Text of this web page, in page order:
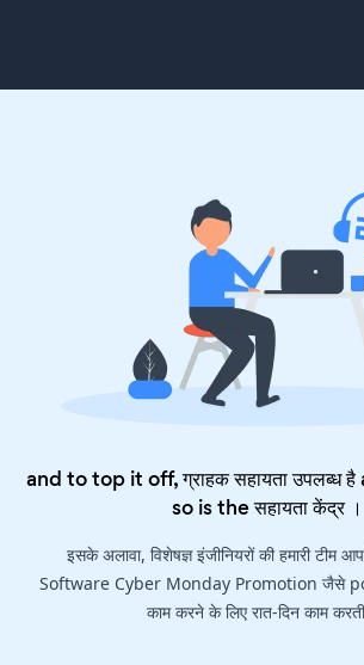
and to top it off, ग्राहक सहायता उपलब्ध
so is theसहायता केंद्र।
इसके अलावा, विशेषज्ञ इंजीनियरों की हमारी
Software Cyber Monday Promotion जैसे
काम करने के लिए रात-दिन काम